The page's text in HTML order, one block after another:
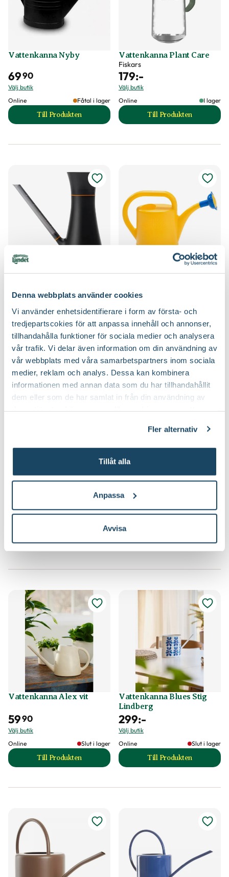
Denna webbplats använder cookies
Vi använder enhetsidentifierare i form av första- och
tredjepartscokies för att anpassa innehåll och annonser,
tillhandahålla funktioner för sociala medier och analysera
vår trafik. Vi delar även information om din användning av
vår webbplats med våra samarbetspartners inom sociala
medier, reklam och analys. Dessa kan kombinera
informationen med annan data som du har tillhandahållit
dem eller som de har samlat in från din användning av
Fler alternativ
Tillåt alla
Anpassa
Avvisa
Vattenkanna Nyby
6990
Välj butik
Online
Fåtal i lager
Till Produkten
till Vattenkanna Nyby produktsida
Vattenkanna Plant Care
Fiskars
179:-
Välj butik
Online
I lager
Till Produkten
till Vattenkanna
Vattenkanna Solid
199:-
Till Produkten
till Vattenkanna Solid produktsida
Barnvattenkanna Sol
4990
Till Produkten
till
Välj butik
Slut i lager
till Stril till vattenkannor produktsida
59 90
Välj butik
Online
till Vattenkanna
Vattenkanna Alex vit
5990
Välj butik
Online
Slut i lager
Till Produkten
till Vattenkanna Alex vit produktsida
Vattenkanna Blues Stig
Lindberg
299:-
Välj butik
Online
Slut i lager
Till Produkten
till Vattenkanna